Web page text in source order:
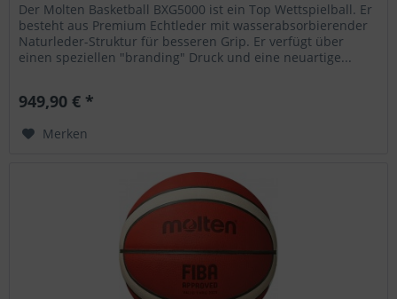
Der Molten Basketball BXG5000 ist ein Top Wettspielball. Er
besteht aus Premium Echtleder mit wasserabsorbierender
Naturleder-Struktur für besseren Grip. Er verfügt über
einen speziellen "branding" Druck und eine neuartige...
949,90 € *
Merken